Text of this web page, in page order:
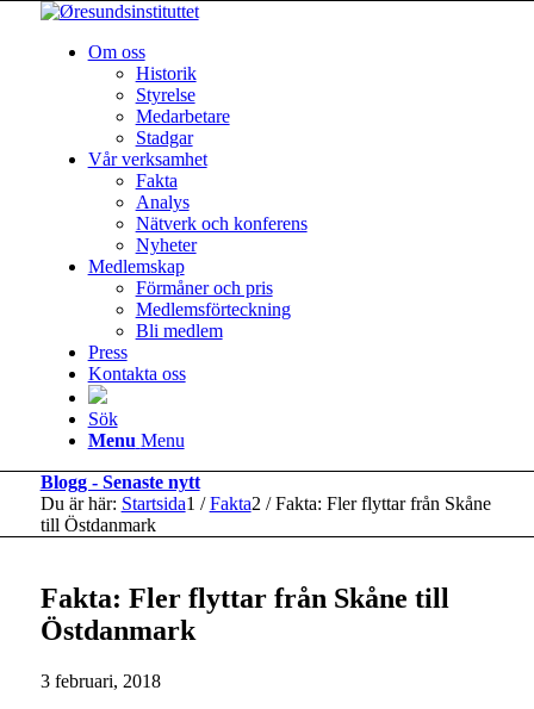
Om oss
Historik
Styrelse
Medarbetare
Stadgar
Vår verksamhet
Fakta
Analys
Nätverk och konferens
Nyheter
Medlemskap
Förmåner och pris
Medlemsförteckning
Bli medlem
Press
Kontakta oss
Sök
Menu Menu
Blogg - Senaste nytt
Du är här: Startsida1 / Fakta2 / Fakta: Fler flyttar från Skåne
till Östdanmark
Fakta: Fler flyttar från Skåne till
Östdanmark
3 februari, 2018